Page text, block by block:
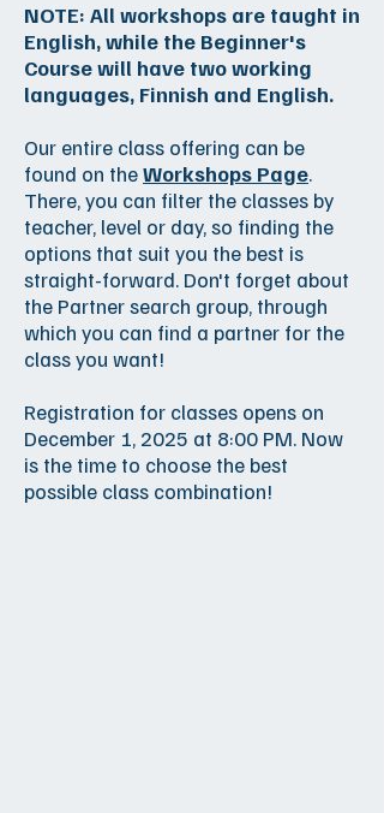
NOTE: All workshops are taught in
English, while the Beginner's
Course will have two working
languages, Finnish and English.
Our entire class offering can be
found on theWorkshops Page.
There, you can filter the classes by
teacher, level or day, so finding the
options that suit you the best is
straight-forward. Don't forget about
the Partner search group, through
which you can find a partner for the
class you want!
Registration for classes opens on
December 1, 2025 at 8:00 PM. Now
is the time to choose the best
possible class combination!